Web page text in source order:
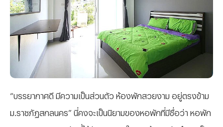
“บรรยากาศดี มีความเป็นส่วนตัว ห้องพักสวยงาม อยู่ตรงข้าม
ม.ราชภัฏสกลนคร” นี่คงจะเป็นนิยามของหอพักที่มีชื่อว่า หอพัก